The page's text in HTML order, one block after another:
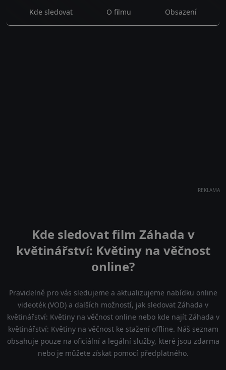
Kde sledovat O filmu Obsazení
REKLAMA
Kde sledovat film Záhada v
květinářství: Květiny na věčnost
online?
Pravidelně pro vás sledujeme a aktualizujeme nabídku online
videoték (VOD) a dalších možností, jak sledovat Záhada v
květinářství: Květiny na věčnost online nebo kde najít Záhada v
květinářství: Květiny na věčnost ke stažení offline. Náš seznam
obsahuje pouze na oficiální a legální služby, které jsou zdarma
nebo je můžete získat pomocí předplatného.